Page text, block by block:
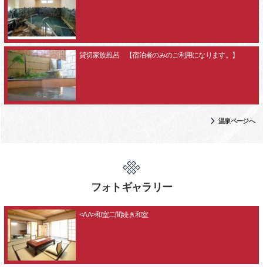
貸切家族風呂 【宿泊者のみのご利用になります。】
温泉ページへ
フォトギャラリー
<AA>和室二間続き和室